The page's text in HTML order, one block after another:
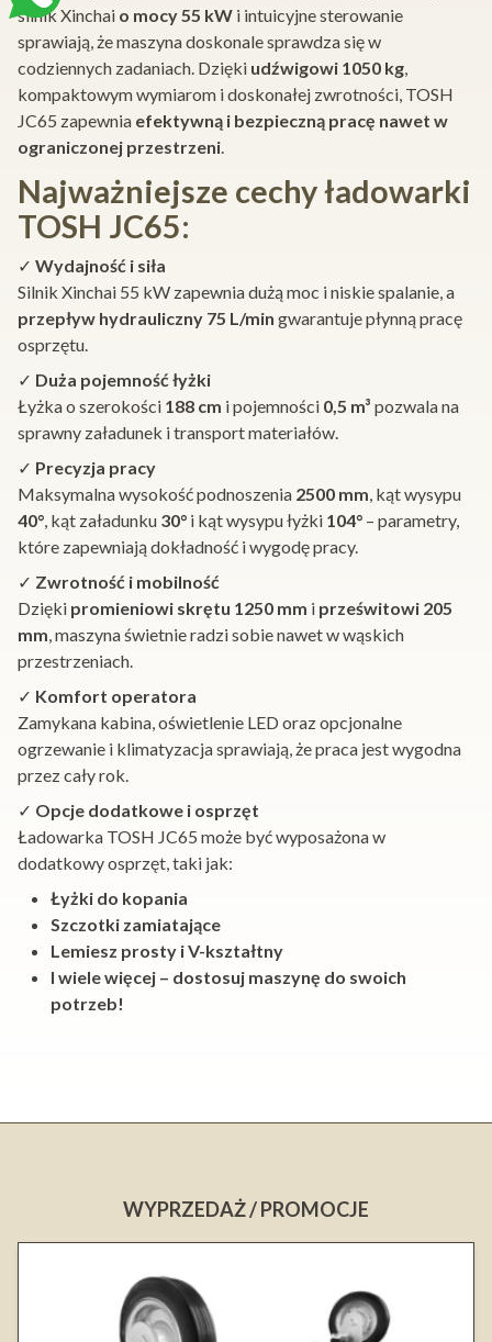
silnik Xinchai o mocy 55 kW i intuicyjne sterowanie
sprawiają, że maszyna doskonale sprawdza się w
codziennych zadaniach. Dzięki udźwigowi 1050 kg,
kompaktowym wymiarom i doskonałej zwrotności, TOSH
JC65 zapewnia efektywną i bezpieczną pracę nawet w
ograniczonej przestrzeni.
Najważniejsze cechy ładowarki
TOSH JC65:
✓ Wydajność i siła
Silnik Xinchai 55 kW zapewnia dużą moc i niskie spalanie, a
przepływ hydrauliczny 75 L/min gwarantuje płynną pracę
osprzętu.
✓ Duża pojemność łyżki
Łyżka o szerokości 188 cm i pojemności 0,5 m³ pozwala na
sprawny załadunek i transport materiałów.
✓ Precyzja pracy
Maksymalna wysokość podnoszenia 2500 mm, kąt wysypu
40°, kąt załadunku 30° i kąt wysypu łyżki 104° – parametry,
które zapewniają dokładność i wygodę pracy.
✓ Zwrotność i mobilność
Dzięki promieniowi skrętu 1250 mm i prześwitowi 205
mm, maszyna świetnie radzi sobie nawet w wąskich
przestrzeniach.
✓ Komfort operatora
Zamykana kabina, oświetlenie LED oraz opcjonalne
ogrzewanie i klimatyzacja sprawiają, że praca jest wygodna
przez cały rok.
✓ Opcje dodatkowe i osprzęt
Ładowarka TOSH JC65 może być wyposażona w
dodatkowy osprzęt, taki jak:
Łyżki do kopania
Szczotki zamiatające
Lemiesz prosty i V-kształtny
I wiele więcej – dostosuj maszynę do swoich
potrzeb!
WYPRZEDAŻ / PROMOCJE